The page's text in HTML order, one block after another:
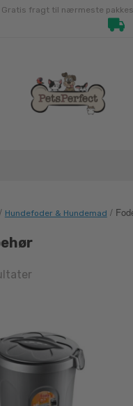
Gratis fragt til nærmeste
/ Hundefoder & Hundemad /
Sorted